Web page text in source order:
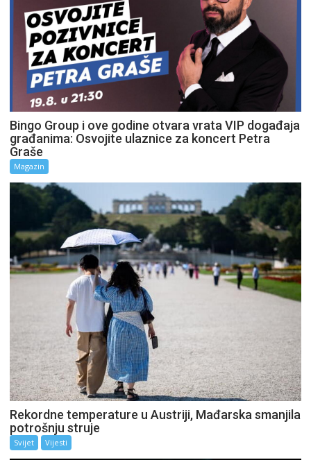
Bingo Group i ove godine otvara vrata VIP događaja
građanima: Osvojite ulaznice za koncert Petra
Graše
Magazin
Rekordne temperature u Austriji, Mađarska smanjila
potrošnju struje
Svijet Vijesti